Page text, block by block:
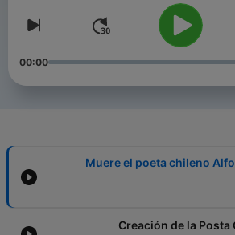
00:00
Muere el poeta chileno
Creación de la Posta